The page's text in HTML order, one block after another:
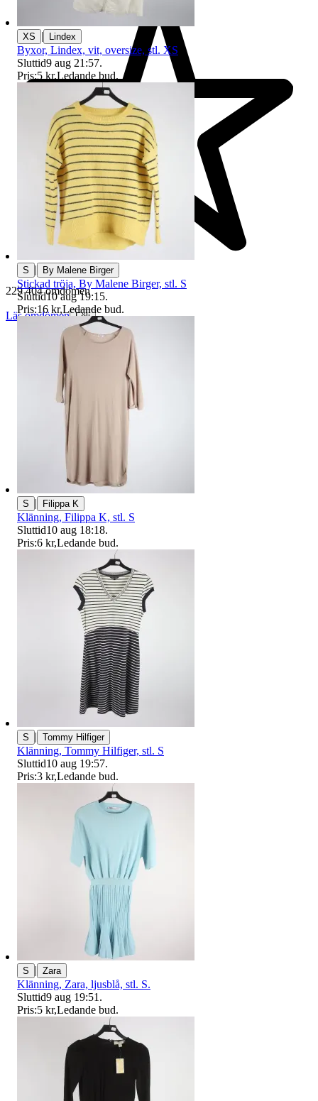
229 404 omdömen
Läs omdömen Följ
XS | Lindex
Byxor, Lindex, vit, oversize, stl. XS
Sluttid9 aug 21:57.
Pris:5 kr,Ledande bud.
S | By Malene Birger
Stickad tröja, By Malene Birger, stl. S
Sluttid10 aug 19:15.
Pris:16 kr,Ledande bud.
S | Filippa K
Klänning, Filippa K, stl. S
Sluttid10 aug 18:18.
Pris:6 kr,Ledande bud.
S | Tommy Hilfiger
Klänning, Tommy Hilfiger, stl. S
Sluttid10 aug 19:57.
Pris:3 kr,Ledande bud.
S | Zara
Klänning, Zara, ljusblå, stl. S.
Sluttid9 aug 19:51 .
Pris:5 kr,Ledande bud.